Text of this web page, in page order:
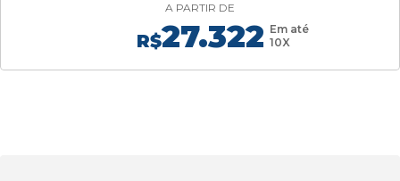
A PARTIR DE
R$27.322 Em até
10X